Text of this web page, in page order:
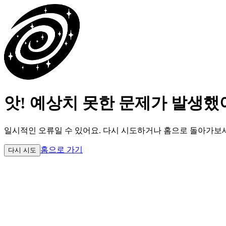
앗! 예상치 못한 문제가 발생했
일시적인 오류일 수 있어요. 다시 시도하거나 홈으로 돌아가보
다시 시도 홈으로 가기